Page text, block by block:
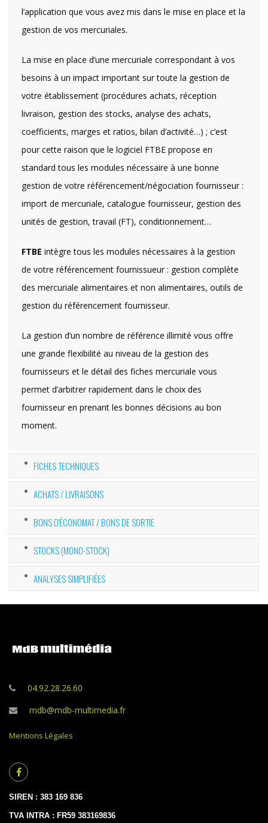
l’application que vous avez mis dans le mise en place et la
gestion de vos mercuriales.
La mise en place d’une mercuriale correspondant à vos
besoins à un impact important sur toute la gestion de
votre établissement (procédures achats, réception
livraison, gestion des stocks, analyse des achats,
coefficients, marges et ratios, bilan d’activité…) ; c’est
pour cette raison que le logiciel FTBE propose en
standard tous les modules nécessaire à une bonne
gestion de votre référencement/négociation fournisseur :
import de mercuriale, catalogue fournisseur, gestion des
unités de gestion, travail (FT), conditionnement…
FTBE intègre tous les modules nécessaires à la gestion
de votre référencement fournissueur : gestion complète
des mercuriale alimentaires et non alimentaires, outils de
gestion du référencement fournisseur.
La gestion d’un nombre de référence illimité vous offre
une grande flexibilité au niveau de la gestion des
fournisseurs et le détail des fiches mercuriale vous
permet d’arbitrer rapidement dans le choix des
fournisseur en prenant les bonnes décisions au bon
moment.
FICHES TECHNIQUES
ACHATS / LIVRAISONS
BONS D'ÉCONOMAT / BONS DE SORTIE
STOCKS (MONO-STOCK)
ANALYSES SIMPLIFIÉES
04.92.28.26.60
mdb@mdb-multimedia.fr
Mentions Légales
SIREN : 383 169 836
TVA INTRA : FR59 383169836